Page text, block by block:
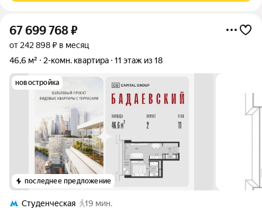
67 699 768₽
от 242 898 ₽ в месяц
46,6 м²
2-комн. квартира 11 этаж из 18
новостройка
последнее предложение
Студенческая 19 мин.